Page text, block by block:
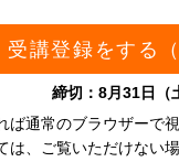
受講登録をする（
締切：8月31日（
通常のブラウザーで視
、ご覧いただけない
ＦＵ
（名